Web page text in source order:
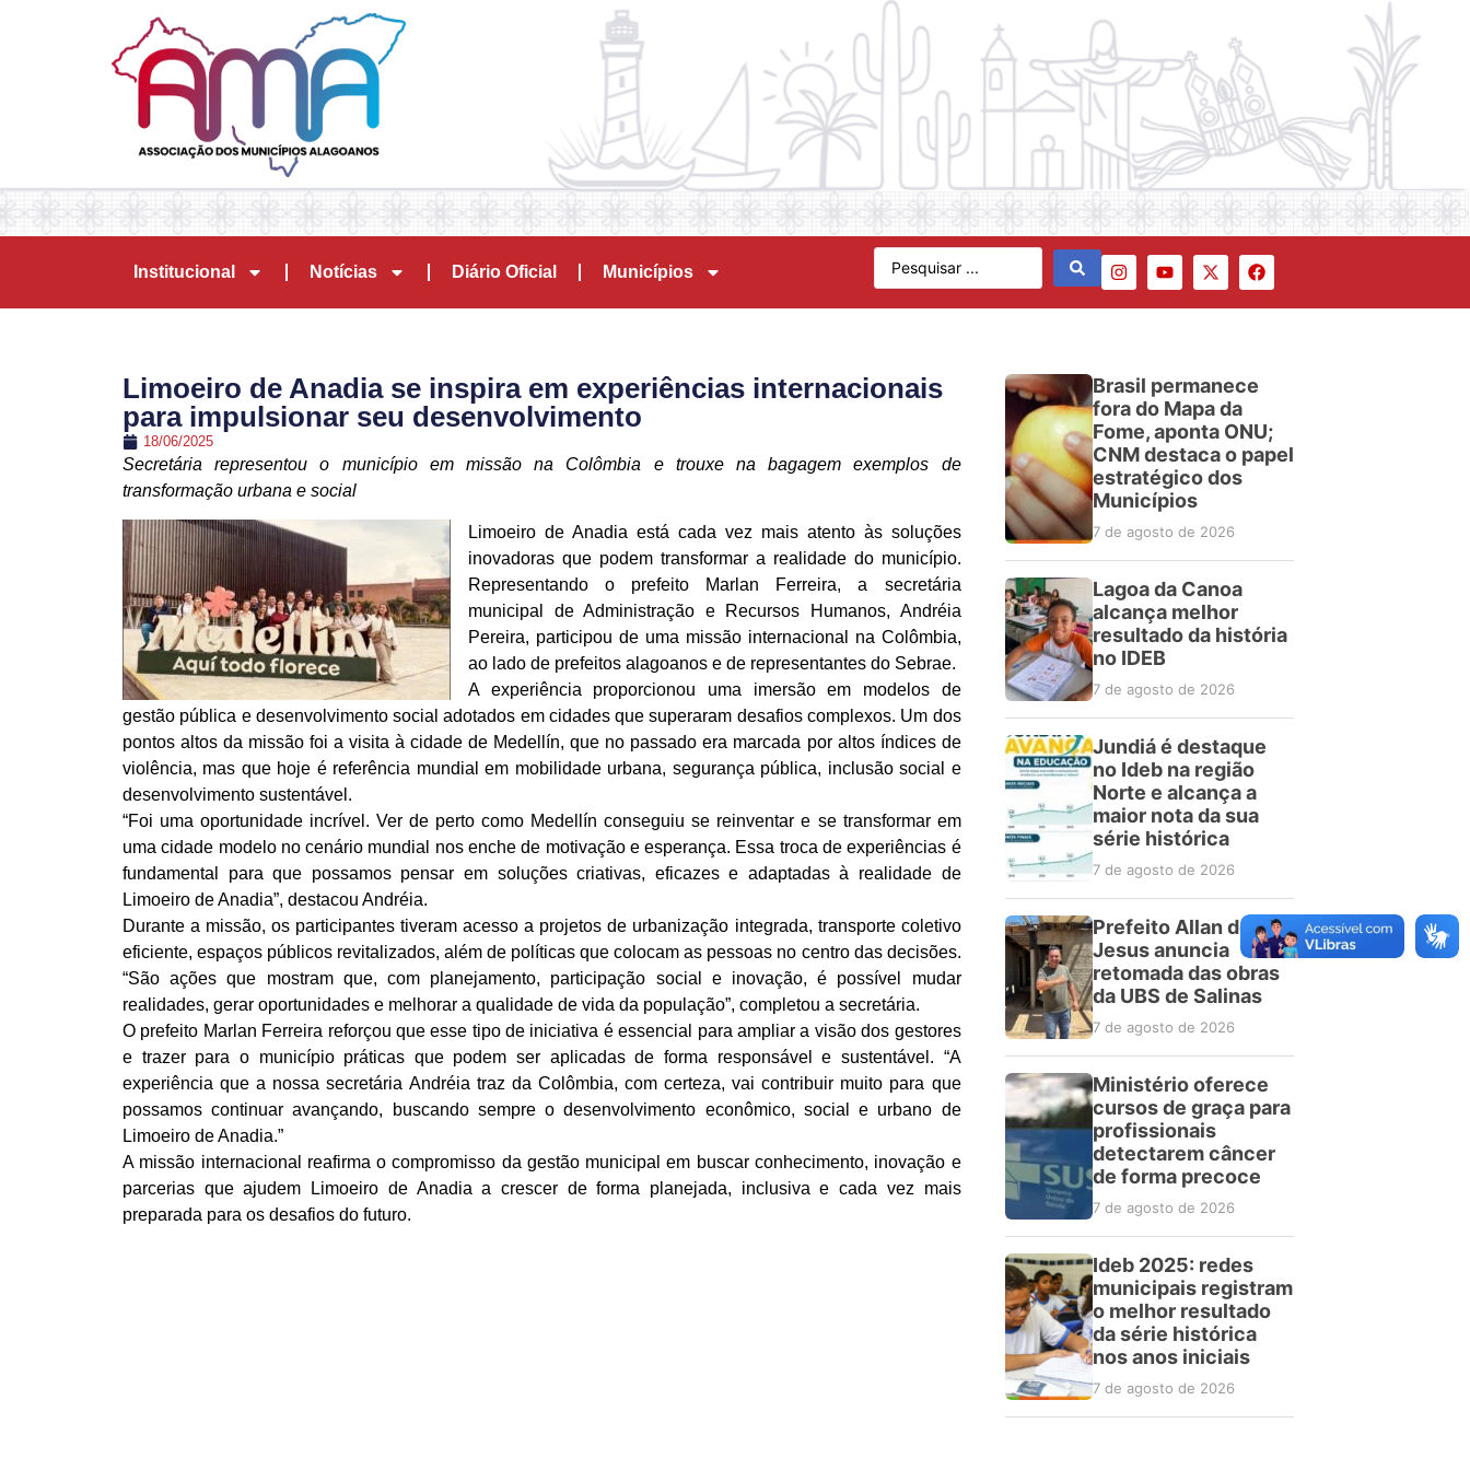
Institucional Notícias Diário Oficial Municípios
Limoeiro de Anadia se inspira em experiências internacionais
para impulsionar seu desenvolvimento
18/06/2025
Secretária representou o município em missão na Colômbia e trouxe na bagagem exemplos de
transformação urbana e social
Limoeiro de Anadia está cada vez mais atento às soluções
inovadoras que podem transformar a realidade do município.
Representando o prefeito Marlan Ferreira, a secretária
municipal de Administração e Recursos Humanos, Andréia
Pereira, participou de uma missão internacional na Colômbia,
ao lado de prefeitos alagoanos e de representantes do Sebrae.
A experiência proporcionou uma imersão em modelos de
gestão pública e desenvolvimento social adotados em cidades que superaram desafios complexos. Um dos
pontos altos da missão foi a visita à cidade de Medellín, que no passado era marcada por altos índices de
violência, mas que hoje é referência mundial em mobilidade urbana, segurança pública, inclusão social e
desenvolvimento sustentável.
“Foi uma oportunidade incrível. Ver de perto como Medellín conseguiu se reinventar e se transformar em
uma cidade modelo no cenário mundial nos enche de motivação e esperança. Essa troca de experiências é
fundamental para que possamos pensar em soluções criativas, eficazes e adaptadas à realidade de
Limoeiro de Anadia”, destacou Andréia.
Durante a missão, os participantes tiveram acesso a projetos de urbanização integrada, transporte coletivo
eficiente, espaços públicos revitalizados, além de políticas que colocam as pessoas no centro das decisões.
“São ações que mostram que, com planejamento, participação social e inovação, é possível mudar
realidades, gerar oportunidades e melhorar a qualidade de vida da população”, completou a secretária.
O prefeito Marlan Ferreira reforçou que esse tipo de iniciativa é essencial para ampliar a visão dos gestores
e trazer para o município práticas que podem ser aplicadas de forma responsável e sustentável. “A
experiência que a nossa secretária Andréia traz da Colômbia, com certeza, vai contribuir muito para que
possamos continuar avançando, buscando sempre o desenvolvimento econômico, social e urbano de
Limoeiro de Anadia.”
A missão internacional reafirma o compromisso da gestão municipal em buscar conhecimento, inovação e
parcerias que ajudem Limoeiro de Anadia a crescer de forma planejada, inclusiva e cada vez mais
preparada para os desafios do futuro.
Brasil permanece
fora do Mapa da
Fome, aponta ONU;
CNM destaca o papel
estratégico dos
Municípios
7 de agosto de 2026
Lagoa da Canoa
alcança melhor
resultado da história
no IDEB
7 de agosto de 2026
Jundiá é destaque
no Ideb na região
Norte e alcança a
maior nota da sua
série histórica
7 de agosto de 2026
Prefeito Allan de
Jesus anuncia
retomada das obras
da UBS de Salinas
7 de agosto de 2026
Ministério oferece
cursos de graça para
profissionais
detectarem câncer
de forma precoce
7 de agosto de 2026
Ideb 2025: redes
municipais registram
o melhor resultado
da série histórica
nos anos iniciais
7 de agosto de 2026